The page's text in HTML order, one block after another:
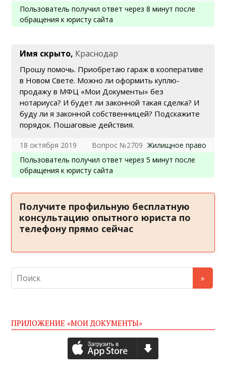
Пользователь получил ответ через 8 минут после
обращения к юристу сайта
Имя скрыто, Краснодар
Прошу помочь. Приобретаю гараж в кооперативе
в Новом Свете. Можно ли оформить куплю-
продажу в МФЦ «Мои Документы» без
нотариуса? И будет ли законной такая сделка? И
буду ли я законной собственницей? Подскажите
порядок. Пошаговые действия.
18 октября 2019 Вопрос №2709 Жилищное право
Пользователь получил ответ через 5 минут после
обращения к юристу сайта
Получите профильную бесплатную
консультацию опытного юриста по
телефону прямо сейчас
ПРИЛОЖЕНИЕ «МОИ ДОКУМЕНТЫ»